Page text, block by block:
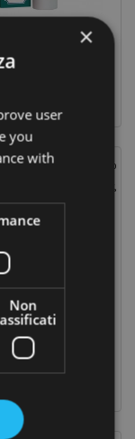
Pomata Timo Forte 100 Ml
€
-20%
Prezzo Scontato
23,68 €
base
×
user
you
with
Non